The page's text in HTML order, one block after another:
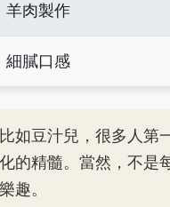
羊肉製作
細膩口感
如豆汁兒，很多人第
的精髓。當然，不是
趣。